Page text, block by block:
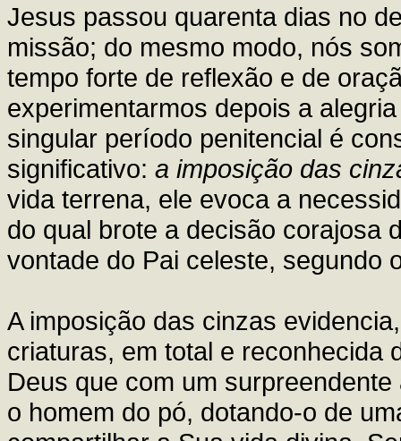
Jesus passou quarenta dias no
missão; do mesmo modo, nós
tempo forte de reflexão e de
experimentarmos depois a
singular período penitencial é
significativo: a imposição das
vida terrena, ele evoca a
do qual brote a decisão corajosa
vontade do Pai celeste, segundo
A imposição das cinzas
criaturas, em total e reconhecida
Deus que com um
o homem do pó, dotando-o de